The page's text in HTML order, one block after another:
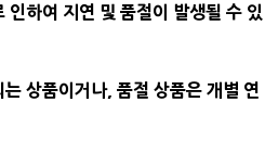
인하여 지연 및 품절이 발생될 수 있
상품이거나, 품절 상품은 개별 연